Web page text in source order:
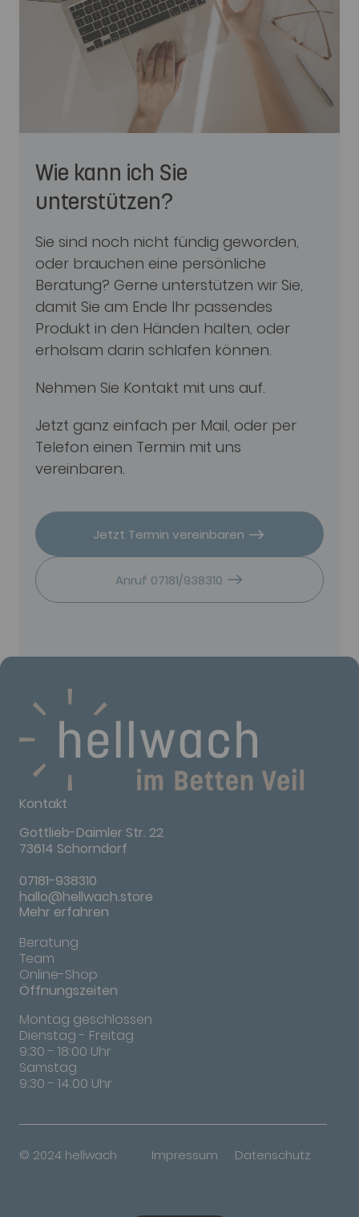
Wie kann ich Sie
unterstützen?
Sie sind noch nicht fündig geworden,
oder brauchen eine persönliche
Beratung? Gerne unterstützen wir Sie,
damit Sie am Ende Ihr passendes
Produkt in den Händen halten, oder
erholsam darin schlafen können.
Nehmen Sie Kontakt mit uns auf.
Jetzt ganz einfach per Mail, oder per
Telefon einen Termin mit uns
vereinbaren.
Jetzt Termin vereinbaren
Anruf 07181/938310
Kontakt
Gottlieb-Daimler Str. 22
73614 Schorndorf
07181-938310
hallo@hellwach.store
Mehr erfahren
Beratung
Team
Online-Shop
Öffnungszeiten
Montag geschlossen
Dienstag - Freitag
9:30 - 18:00 Uhr
Samstag
9:30 - 14:00 Uhr
© 2024 hellwach Impressum Datenschutz